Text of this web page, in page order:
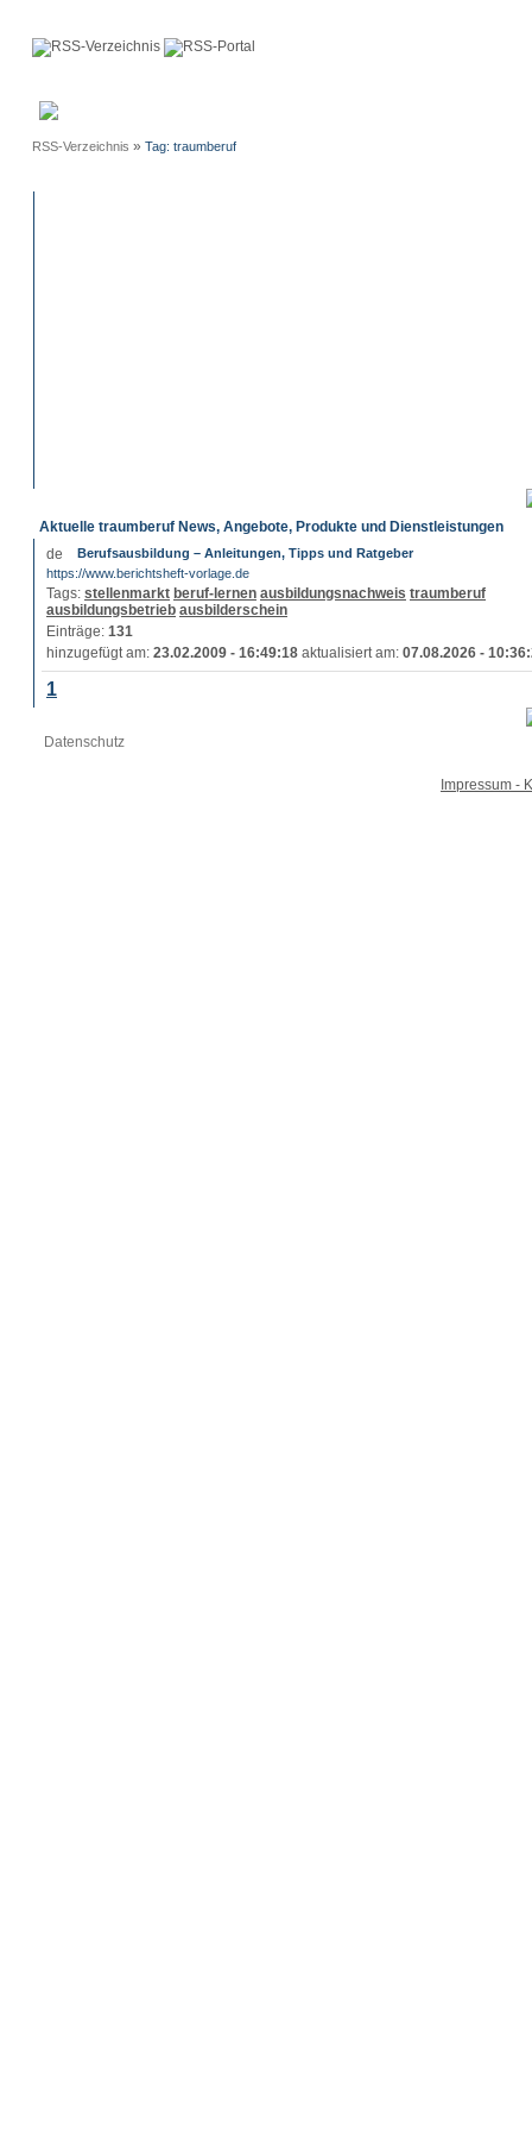
RSS-Verzeichnis » Tag: traumberuf
Aktuelle traumberuf News, Angebote, Produkte und Dienstleistungen
Berufsausbildung – Anleitungen, Tipps und Ratgeber
https://www.berichtsheft-vorlage.de
Tags: stellenmarkt beruf-lernen ausbildungsnachweis traumberuf
ausbildungsbetrieb ausbilderschein
Einträge: 131
hinzugefügt am: 23.02.2009 - 16:49:18 aktualisiert am: 07.08.2026 -
1
Datenschutz
Impressum -